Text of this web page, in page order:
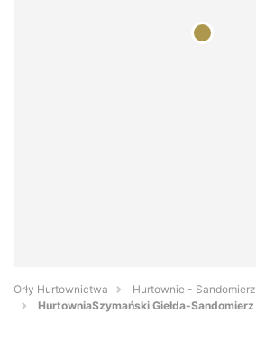
Orły Hurtownictwa
Hurtownie - Sandomierz
HurtowniaSzymański Giełda-Sandomierz